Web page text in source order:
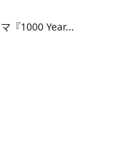
『1000 Year...